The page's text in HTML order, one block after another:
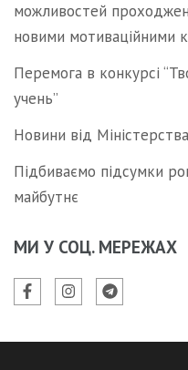
можливостей
новими мотиваційними
Перемога в конкурсі
учень”
Новини від
Підбиваємо підсумки
майбутнє
МИ У СОЦ. МЕРЕЖАХ